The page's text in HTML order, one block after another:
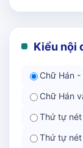
Kiểu nội
Chữ Hán -
Chữ Hán
Thứ tự nét
Thứ tự